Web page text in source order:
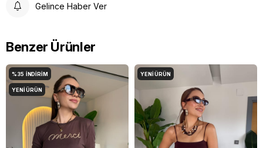
Gelince Haber Ver
Benzer Ürünler
%35 İNDIRIM
YENI ÜRÜN
YENI ÜRÜN